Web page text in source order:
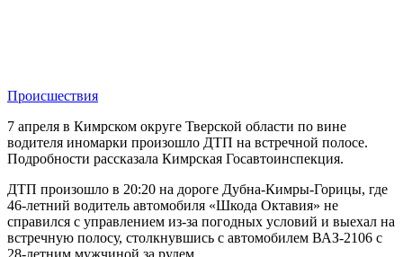
Происшествия
7 апреля в Кимрском округе Тверской области по вине
водителя иномарки произошло ДТП на встречной полосе.
Подробности рассказала Кимрская Госавтоинспекция.
ДТП произошло в 20:20 на дороге Дубна-Кимры-Горицы, где
46-летний водитель автомобиля «Шкода Октавия» не
справился с управлением из-за погодных условий и выехал на
встречную полосу, столкнувшись с автомобилем ВАЗ-2106 с
28-летним мужчиной за рулем.